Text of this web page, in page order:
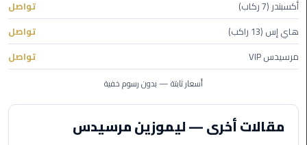
ليموزين
مطار
العاصمة
الادارية
القاهرة
أكسبندر (7 ركاب)
تواصل
هاي إس (13 راكب)
تواصل
مرسيدس VIP
تواصل
أسعار ثابتة — بدون رسوم خفية
مقالات أخرى — ليموزين مرسيدس